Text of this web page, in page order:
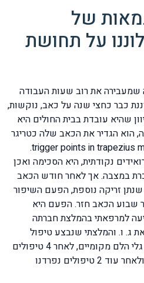
של
על תחושת
שמעבירה את רוב שעות העבודה
כבר כחצי שנה על כאב, נוקשות,
שהיא עובדת בבית החולים היא
הוא הגדיר את הכאב שלה כטריגר
פוינט בשריר הטרפציוס trigger points in trapezius muscle.
נקודתית, היא הסכימה ואכן
ניכרת במצבה. אך לאחר חודש הכאב
זריקה נוספת, הפעם השיפור
שבוע הכאב חזר. הפעם היא
למרפאתי בהמלצת חברתה
ג. ו. והמלצתי שנבצע טיפול
שמרני של פיזיותרפיה בשילוב גלי הלם מקומיים, לאחר 4 טיפולים
דיוחה ג. ו. על שיפור של 50% ולאחר עוד 2 טיפולים נפרדנו